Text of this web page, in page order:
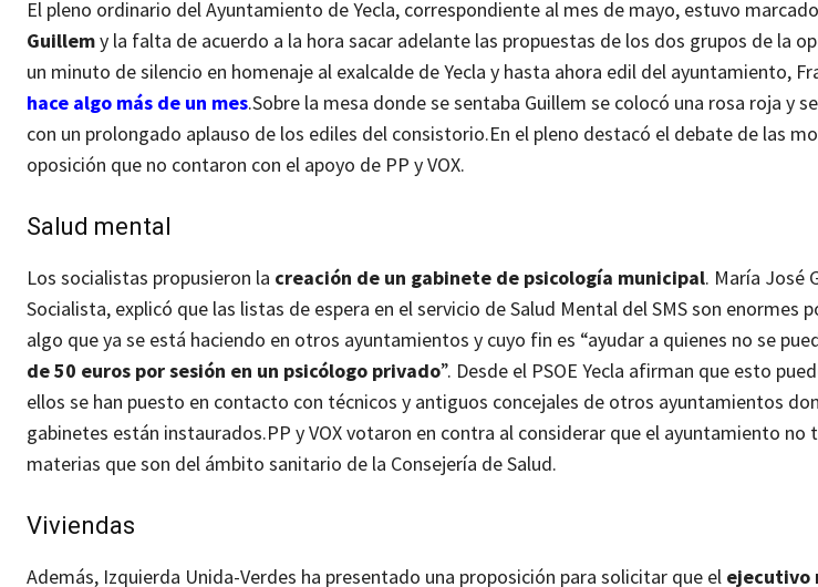
El pleno ordinario del Ayuntamiento de Yecla, correspondiente al mes de mayo, estuvo
Guillemy la falta de acuerdo a la hora sacar adelante las propuestas de los dos grupos de la
un minuto de silencio en homenaje al exalcalde de Yecla y hasta ahora edil del ayuntamiento,
hace algo más de un mes.Sobre la mesa donde se sentaba Guillem se colocó una rosa roja y
con un prolongado aplauso de los ediles del consistorio.En el pleno destacó el debate de las
oposición que no contaron con el apoyo de PP y VOX.
Salud mental
Los socialistas propusieron la creación de un gabinete de psicología municipal. María José
Socialista, explicó que las listas de espera en el servicio de Salud Mental del SMS son enormes
algo que ya se está haciendo en otros ayuntamientos y cuyo fin es “ayudar a quienes no se
de 50 euros por sesión en un psicólogo privado”. Desde el PSOE Yecla afirman que esto
ellos se han puesto en contacto con técnicos y antiguos concejales de otros ayuntamientos
gabinetes están instaurados.PP y VOX votaron en contra al considerar que el ayuntamiento no
materias que son del ámbito sanitario de la Consejería de Salud.
Viviendas
Además, Izquierda Unida-Verdes ha presentado una proposición para solicitar que el ejecutivo